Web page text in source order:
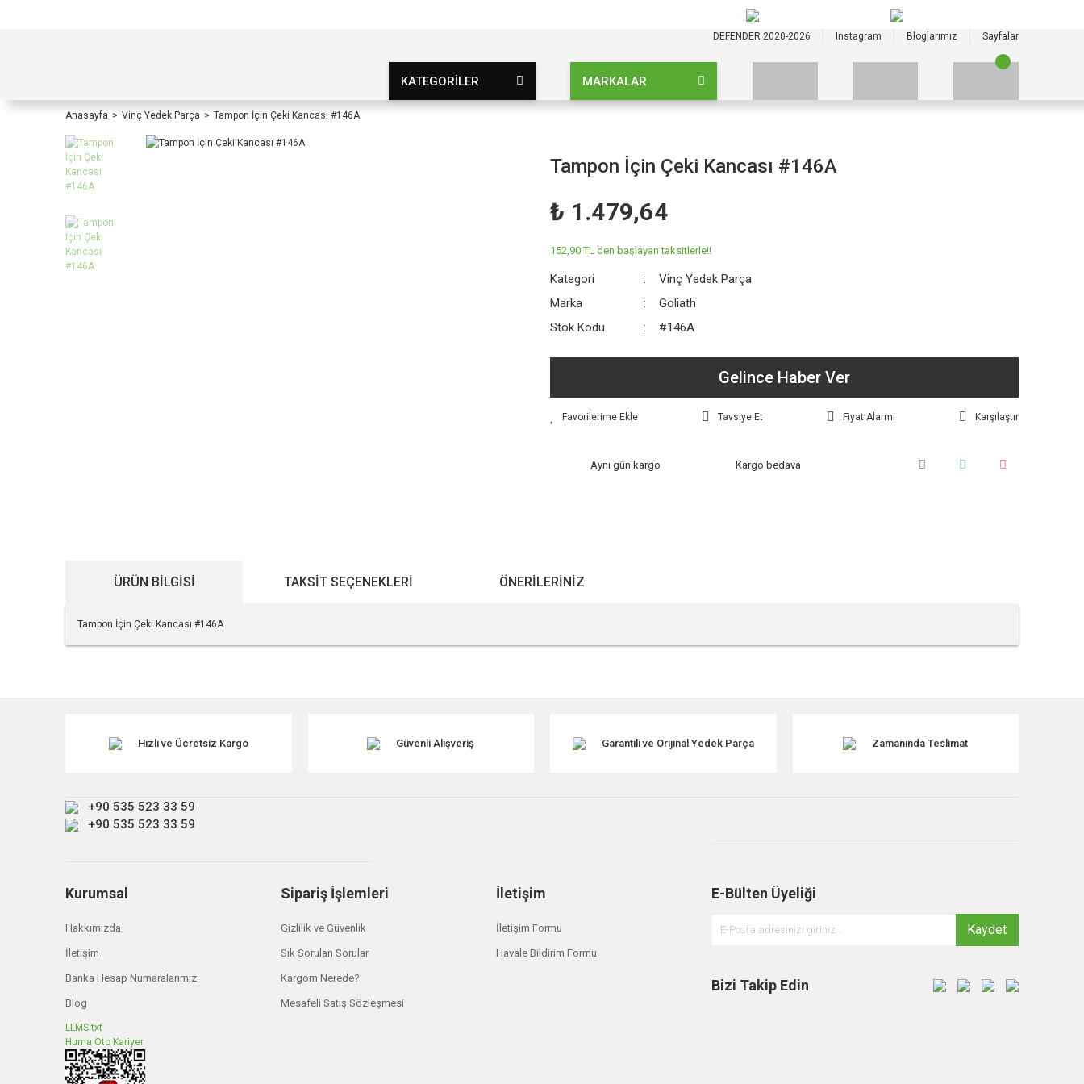
DEFENDER 2020-2026 Instagram Bloglarımız Sayfalar
KATEGORİLER MARKALAR
Anasayfa Vinç Yedek Parça Tampon İçin Çeki Kancası #146A
Tampon İçin Çeki Kancası #146A
₺ 1.479,64
152,90 TL den başlayan taksitlerle!!
Kategori
Vinç Yedek Parça
Marka
Goliath
Stok Kodu
#146A
Gelince Haber Ver
Tavsiye Et Fiyat Alarmı Karşılaştır
Aynı gün kargo Kargo bedava
ÜRÜN BILGISI TAKSIT SEÇENEKLERI ÖNERILERINIZ
Tampon İçin Çeki Kancası #146A
Ürün açıklamasında eksik bilgiler bulunuyor.
Bu ürüne benzer farklı alternatifler olmalı.
Hızlı ve Ücretsiz Kargo Güvenli Alışveriş Garantili ve Orijinal Yedek Parça Zamanında Teslimat
+90 535 523 33 59
+90 535 523 33 59
Kurumsal
Hakkımızda
İletişim
Banka Hesap Numaralarımız
Blog
LLMS.txt
Huma Oto Kariyer
Sipariş İşlemleri
Gizlilik ve Güvenlik
Sık Sorulan Sorular
Kargom Nerede?
Mesafeli Satış Sözleşmesi
İletişim
İletişim Formu
Havale Bildirim Formu
E-Bülten Üyeliği
Kaydet
Bizi Takip Edin